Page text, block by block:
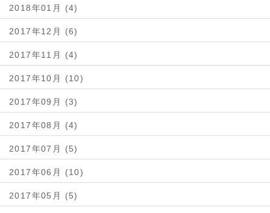
2018年01月 (4)
2017年12月 (6)
2017年11月 (4)
2017年10月 (10)
2017年09月 (3)
2017年08月 (4)
2017年07月 (5)
2017年06月 (10)
2017年05月 (5)